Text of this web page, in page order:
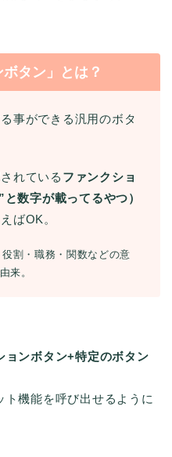
ボタン」とは？
事ができる汎用のボタ
れている ファンクショ
数字が載ってるやつ）
ばOK。
割・職務・関数などの意
来。
ョンボタン+特定のボタン
ト機能を呼び出せるように